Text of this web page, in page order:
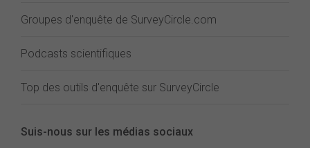
Groupes d'enquête de SurveyCircle.com
Podcasts scientifiques
Top des outils d'enquête sur SurveyCircle
Suis-nous sur les médias sociaux